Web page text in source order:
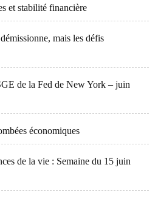
et stabilité financière
mais les défis
de la Fed de New York – juin
économiques
de la vie : Semaine du 15 juin